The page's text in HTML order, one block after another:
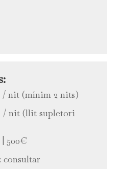
/ nit (mínim 2 nits)
/ nit (llit supletori
| 500€
consultar